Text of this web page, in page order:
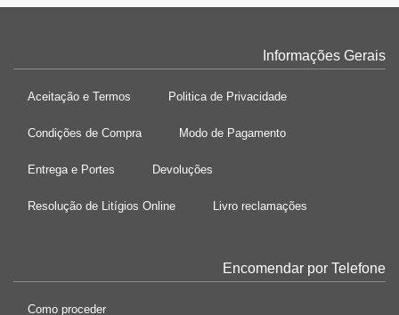
Informações Gerais
Aceitação e Termos Politica de Privacidade
Condições de Compra Modo de Pagamento
Entrega e Portes Devoluções
Resolução de Litígios Online Livro reclamações
Encomendar por Telefone
Como proceder